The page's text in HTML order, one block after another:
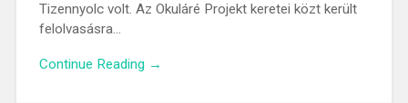
Tizennyolc volt. Az Okuláré Projekt keretei közt került
felolvasásra…
Continue Reading →